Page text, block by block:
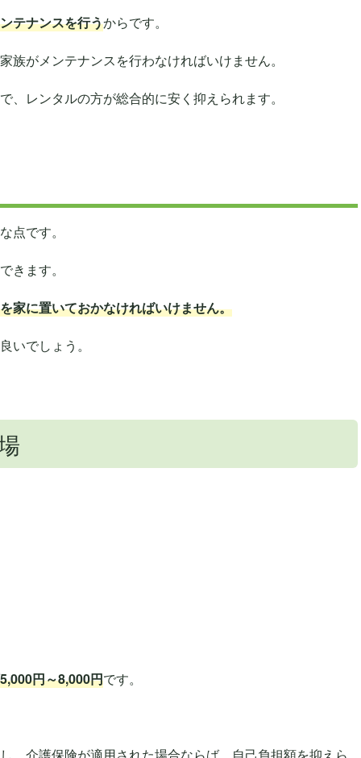
テナンスを行うからです。
がメンテナンスを行わなければいけません。
レンタルの方が総合的に安く抑えられます。
点です。
きます。
家に置いておかなければいけません。
いでしょう。
円～8,000円です。